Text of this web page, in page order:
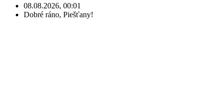
08.08.2026, 00:01
Dobré ráno, Piešťany!